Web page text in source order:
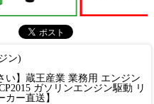
ン)
い】蔵王産業 業務用 エンジン
ガソリンエンジン駆動 リ
ー直送】